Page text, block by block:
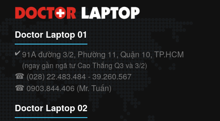
Doctor Laptop 01
✔️ 91A đường 3/2, Phường 11, Quận 10, TP.HCM
(ngay gần ngã tư Cao Thắng Q3 và 3/2)
☎ (028) 22.483.484 - 39.260.567
☎ 0903.844.406 (Mr. Tuấn)
Doctor Laptop 02